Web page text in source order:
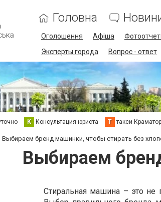
Головна
Оголошення Афіша
Эксперты города
Вопрос - ответ
К Консультация юриста Т такси
Выбираем бренд машинки, чтобы стирать без
Выбираем
Стиральная машина – это не